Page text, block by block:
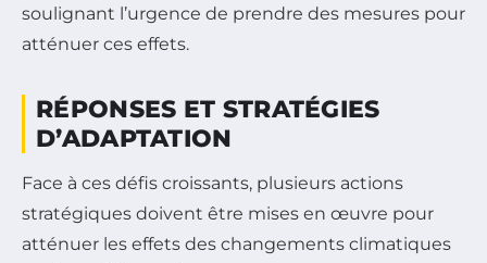
soulignant l’urgence de prendre des mesures pour
atténuer ces effets.
RÉPONSES ET STRATÉGIES
D’ADAPTATION
Face à ces défis croissants, plusieurs actions
stratégiques doivent être mises en œuvre pour
atténuer les effets des changements climatiques